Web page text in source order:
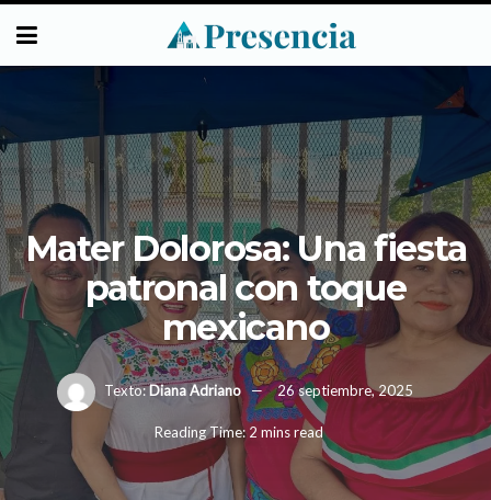
Mater Dolorosa: Una fiesta
patronal con toque
mexicano
Texto:Diana Adriano 26 septiembre, 2025
Reading Time: 2 mins read